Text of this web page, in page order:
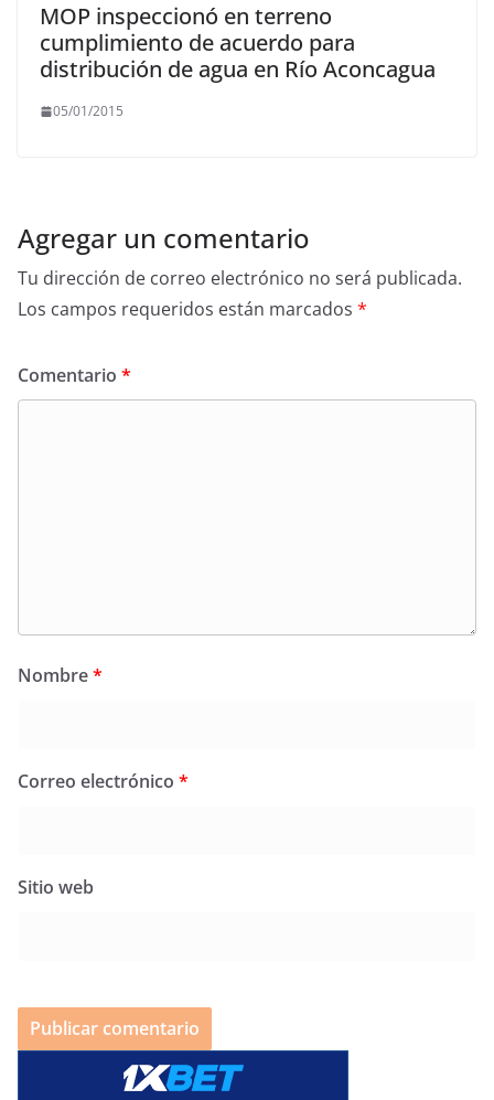
MOP inspeccionó en terreno
cumplimiento de acuerdo para
distribución de agua en Río Aconcagua
05/01/2015
Agregar un comentario
Tu dirección de correo electrónico no será publicada.
Los campos requeridos están marcados *
Comentario *
Nombre*
Correo electrónico *
Sitio web